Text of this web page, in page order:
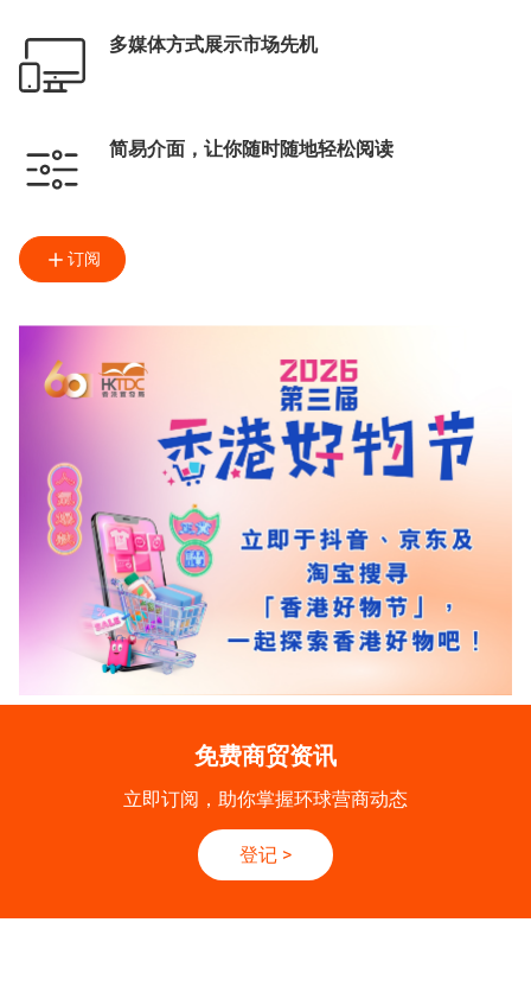
多媒体方式展示市场先机
简易介面，让你随时随地轻松阅读
订阅
免费商贸资讯
立即订阅，助你掌握环球营商动态
登记 >